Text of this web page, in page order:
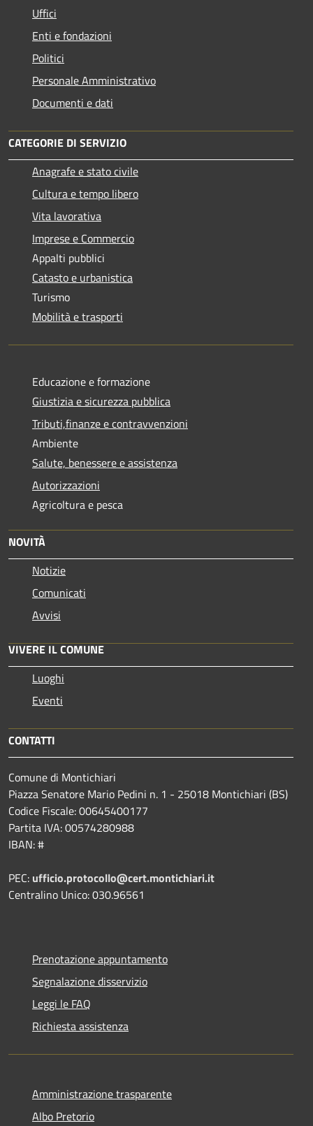
Uffici
Enti e fondazioni
Politici
Personale Amministrativo
Documenti e dati
CATEGORIE DI SERVIZIO
Anagrafe e stato civile
Cultura e tempo libero
Vita lavorativa
Imprese e Commercio
Appalti pubblici
Catasto e urbanistica
Turismo
Mobilità e trasporti
Educazione e formazione
Giustizia e sicurezza pubblica
Tributi,finanze e contravvenzioni
Ambiente
Salute, benessere e assistenza
Autorizzazioni
Agricoltura e pesca
NOVITÀ
Notizie
Comunicati
Avvisi
VIVERE IL COMUNE
Luoghi
Eventi
CONTATTI
Comune di Montichiari
Piazza Senatore Mario Pedini n. 1 - 25018 Montichiari (BS)
Codice Fiscale: 00645400177
Partita IVA: 00574280988
IBAN: #
PEC: ufficio.protocollo@cert.montichiari.it
Centralino Unico: 030.96561
Prenotazione appuntamento
Segnalazione disservizio
Leggi le FAQ
Richiesta assistenza
Amministrazione trasparente
Albo Pretorio